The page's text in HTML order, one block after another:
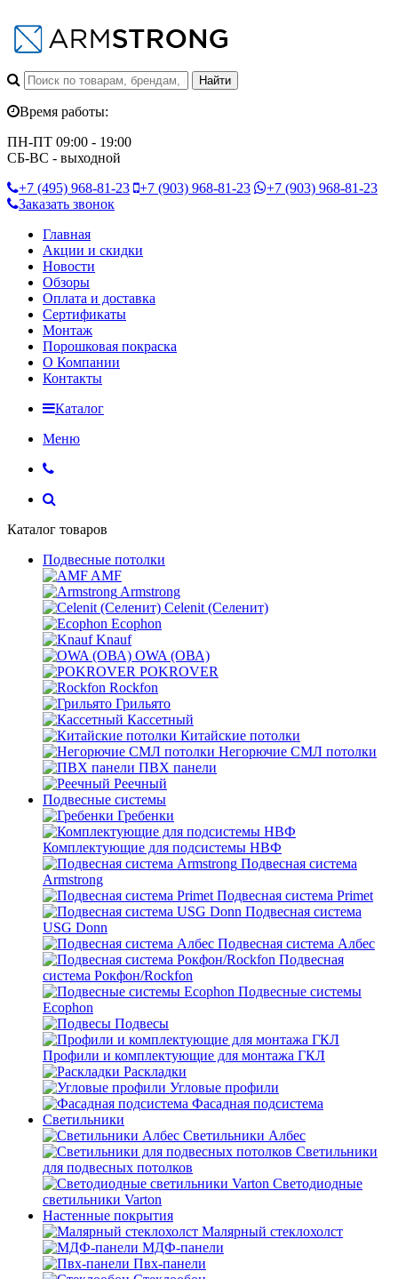
Время работы:
ПН-ПТ 09:00 - 19:00
СБ-ВС - выходной
+7 (495) 968-81-23 +7 (903) 968-81-23 +7 (903) 968-81-23
Заказать звонок
Главная
Акции и скидки
Новости
Обзоры
Оплата и доставка
Сертификаты
Монтаж
Порошковая покраска
О Компании
Контакты
Каталог
Меню
Каталог товаров
Подвесные потолки
AMF
Armstrong
Celenit (Селенит)
Ecophon
Knauf
OWA (ОВА)
POKROVER
Rockfon
Грильято
Кассетный
Китайские потолки
Негорючие СМЛ потолки
ПВХ панели
Реечный
Подвесные системы
Гребенки
Комплектующие для подсистемы НВФ
Подвесная система
Armstrong
Подвесная система Primet
Подвесная система
USG Donn
Подвесная система Албес
Подвесная
система Рокфон/Rockfon
Подвесные системы
Ecophon
Подвесы
Профили и комплектующие для монтажа ГКЛ
Раскладки
Угловые профили
Фасадная подсистема
Светильники
Светильники Албес
Светильники
для подвесных потолков
Светодиодные
светильники Varton
Настенные покрытия
Малярный стеклохолст
МДФ-панели
Пвх-панели